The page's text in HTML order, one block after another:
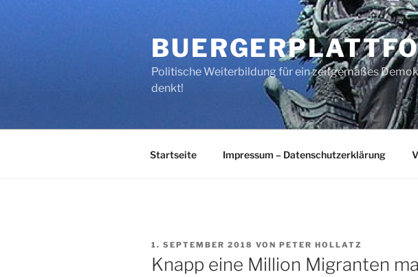
Politische Weiterbildung für ein zeitgemäßes
denkt!
Startseite Impressum – Datenschutzerklärung
VERÖFFENTLICHT
AM
1. SEPTEMBER 2018 VON PETER HOLLATZ
Knapp eine Million Migranten